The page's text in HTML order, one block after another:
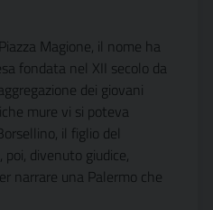
Magione, il nome ha
fondata nel XII secolo da
dei giovani
mure vi si poteva
il figlio del
divenuto giudice,
narrare una Palermo che